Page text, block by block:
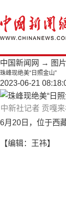
中国新闻网 → 图片
珠峰现绝美“日照金山”
2023-06-21
中新社记者 贡嘎
6月20日，位于西
【编辑：王祎】